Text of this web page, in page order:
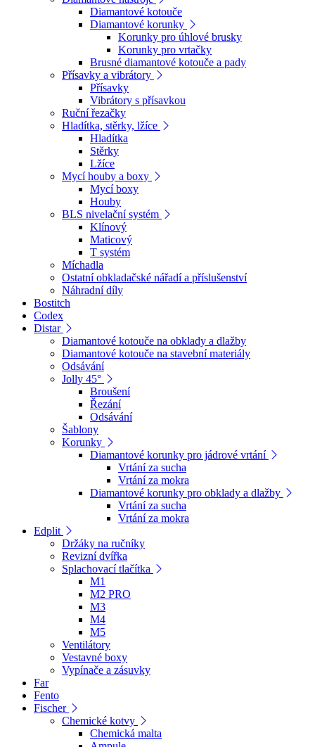
Diamantové kotouče
Diamantové korunky
Korunky pro úhlové brusky
Korunky pro vrtačky
Brusné diamantové kotouče a pady
Přísavky a vibrátory
Přísavky
Vibrátory s přísavkou
Ruční řezačky
Hladítka, stěrky, lžíce
Hladítka
Stěrky
Lžíce
Mycí houby a boxy
Mycí boxy
Houby
BLS nivelační systém
Klínový
Maticový
T systém
Míchadla
Ostatní obkladačské nářadí a příslušenství
Náhradní díly
Bostitch
Codex
Distar
Diamantové kotouče na obklady a dlažby
Diamantové kotouče na stavební materiály
Odsávání
Jolly 45°
Broušení
Řezání
Odsávání
Šablony
Korunky
Diamantové korunky pro jádrové vrtání
Vrtání za sucha
Vrtání za mokra
Diamantové korunky pro obklady a dlažby
Vrtání za sucha
Vrtání za mokra
Edplit
Držáky na ručníky
Revizní dvířka
Splachovací tlačítka
M1
M2 PRO
M3
M4
M5
Ventilátory
Vestavné boxy
Vypínače a zásuvky
Far
Fento
Fischer
Chemické kotvy
Chemická malta